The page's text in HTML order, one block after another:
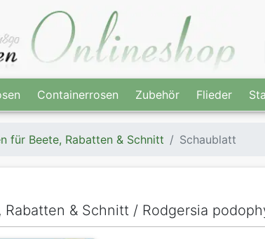
Containerrosen Zubehör Flieder
für Beete, Rabatten & Schnitt Schaublatt
& Schnitt / Rodgersia